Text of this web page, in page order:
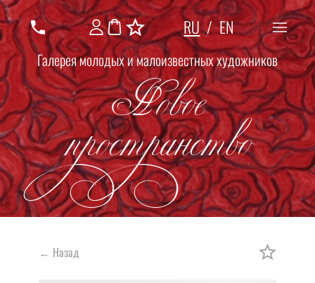
RU / EN
Галерея молодых и малоизвестных художников
Новое
пространство
← Назад